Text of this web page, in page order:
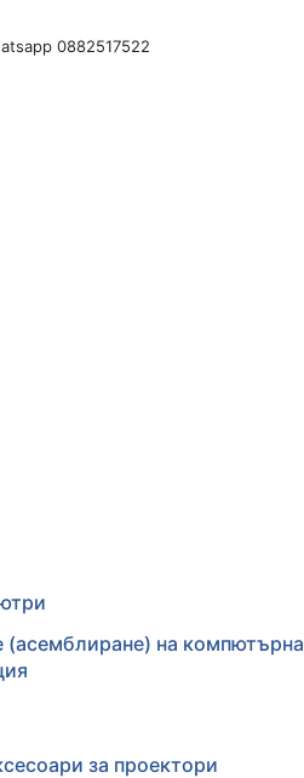
0882517522
(асемблиране) на компютърна
за проектори